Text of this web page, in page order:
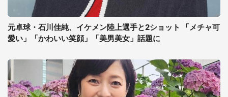
元卓球・石川佳純、イケメン陸上選手と2ショット 「メチャ可
愛い」「かわいい笑顔」「美男美女」話題に